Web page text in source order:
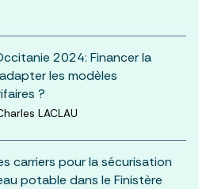
2024: Financer la
les modèles
?
LACLAU
carriers pour la sécurisation
potable dans le Finistère